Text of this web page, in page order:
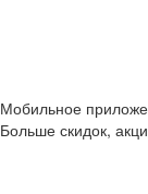
Мобильное
Больше скидок,